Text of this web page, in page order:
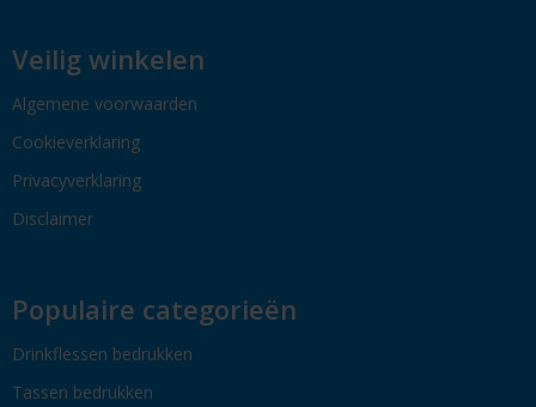
Veilig winkelen
Algemene voorwaarden
Cookieverklaring
Privacyverklaring
Disclaimer
Populaire categorieën
Drinkflessen bedrukken
Tassen bedrukken